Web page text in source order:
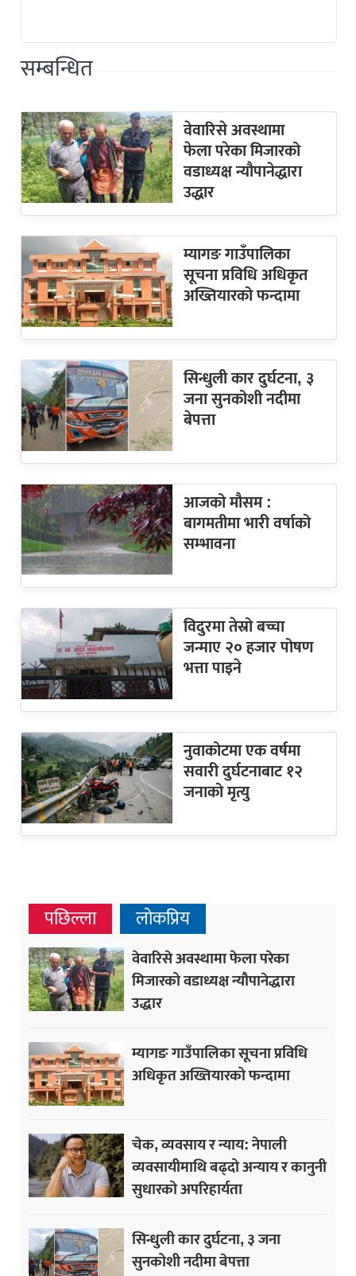
सम्बन्धित
वेवारिसे अवस्थामा
फेला परेका मिजारको
वडाध्यक्ष न्यौपानेद्धारा
उद्धार
म्यागङ गाउँपालिका
सूचना प्रविधि अधिकृत
अख्तियारको फन्दामा
सिन्धुली कार दुर्घटना, ३
जना सुनकोशी नदीमा
बेपत्ता
आजको मौसम :
बागमतीमा भारी वर्षाको
सम्भावना
विदुरमा तेस्रो बच्चा
जन्माए २० हजार पोषण
भत्ता पाइने
नुवाकोटमा एक वर्षमा
सवारी दुर्घटनाबाट १२
जनाको मृत्यु
पछिल्ला लोकप्रिय
वेवारिसे अवस्थामा फेला परेका
मिजारको वडाध्यक्ष न्यौपानेद्धारा
उद्धार
म्यागङ गाउँपालिका सूचना प्रविधि
अधिकृत अख्तियारको फन्दामा
चेक, व्यवसाय र न्याय: नेपाली
व्यवसायीमाथि बढ्दो अन्याय र कानुनी
सुधारको अपरिहार्यता
सिन्धुली कार दुर्घटना, ३ जना
सुनकोशी नदीमा बेपत्ता